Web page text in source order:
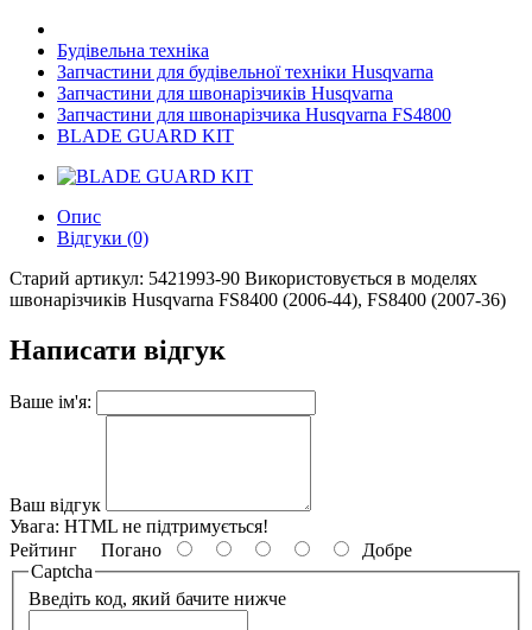
Будівельна техніка
Запчастини для будівельної техніки Husqvarna
Запчастини для швонарізчиків Husqvarna
Запчастини для швонарізчика Husqvarna FS4800
BLADE GUARD KIT
Опис
Відгуки (0)
Старий артикул: 5421993-90 Використовується в моделях
швонарізчиків Husqvarna FS8400 (2006-44), FS8400 (2007-36)
Написати відгук
Ваше ім'я:
Ваш відгук
Увага: HTML не підтримується!
Рейтинг Погано
Добре
Captcha
Введіть код, який бачите нижче